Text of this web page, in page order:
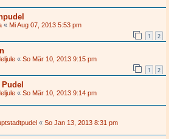
« Mi Aug 07, 2013 5:53 pm
1 2
« So Mär 10, 2013 9:15 pm
1 2
« So Mär 10, 2013 9:14 pm
« So Jan 13, 2013 8:31 pm